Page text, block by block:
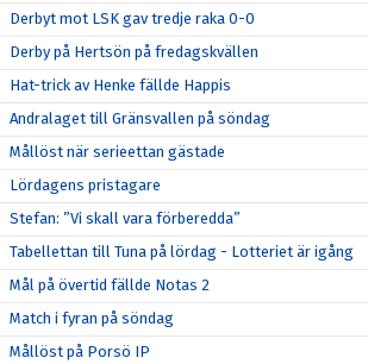
Derbyt mot LSK gav tredje raka 0-0
Derby på Hertsön på fredagskvällen
Hat-trick av Henke fällde Happis
Andralaget till Gränsvallen på söndag
Mållöst när serieettan gästade
Lördagens pristagare
Stefan: ”Vi skall vara förberedda”
Tabellettan till Tuna på lördag - Lotteriet är igång
Mål på övertid fällde Notas 2
Match i fyran på söndag
Mållöst på Porsö IP